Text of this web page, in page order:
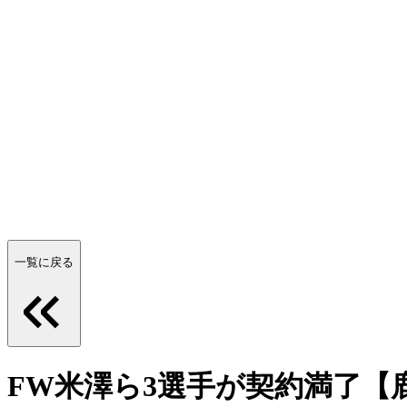
一覧に戻る
FW米澤ら3選手が契約満了【